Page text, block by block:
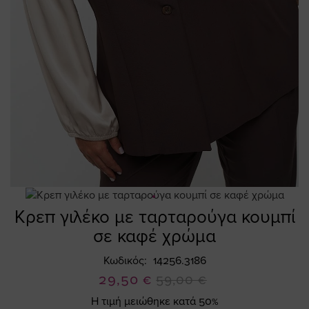
Κρεπ γιλέκο με ταρταρούγα κουμπί
σε καφέ χρώμα
Κωδικός 14256.3186
Ειδική
Τιμή
29,50 € 59,00 €
Η τιμή μειώθηκε κατά 50%
Skip